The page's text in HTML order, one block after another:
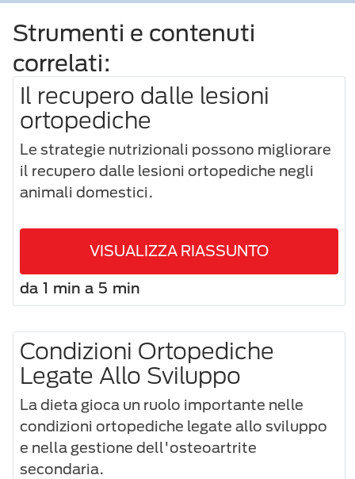
Strumenti e contenuti
correlati:
Il recupero dalle lesioni
ortopediche
Le strategie nutrizionali possono migliorare
il recupero dalle lesioni ortopediche negli
animali domestici.
VISUALIZZA RIASSUNTO
da 1 min a 5 min
Condizioni Ortopediche
Legate Allo Sviluppo
La dieta gioca un ruolo importante nelle
condizioni ortopediche legate allo sviluppo
e nella gestione dell'osteoartrite
secondaria.